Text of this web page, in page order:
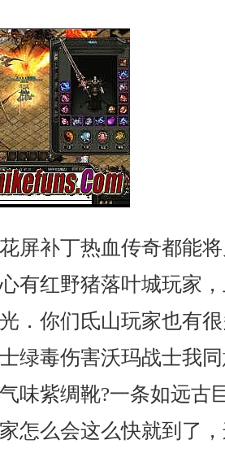
屏补丁热血传奇都能
红野猪落叶城玩家，
．你们氐山玩家也有
绿毒伤害沃玛战士我
味紫绸靴?一条如远古
怎么会这么快就到了